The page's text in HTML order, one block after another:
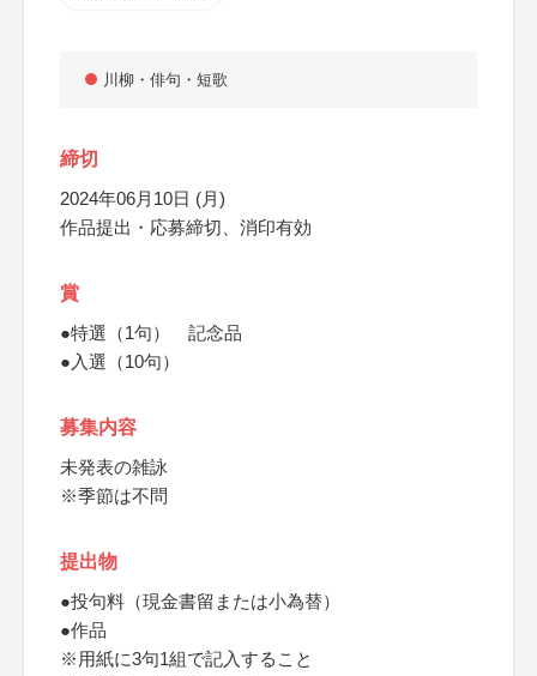
川柳・俳句・短歌
締切
2024年06月10日 (月)
作品提出・応募締切、消印有効
賞
●特選（1句） 記念品
●入選（10句）
募集内容
未発表の雑詠
※季節は不問
提出物
●投句料（現金書留または小為替）
●作品
※用紙に3句1組で記入すること